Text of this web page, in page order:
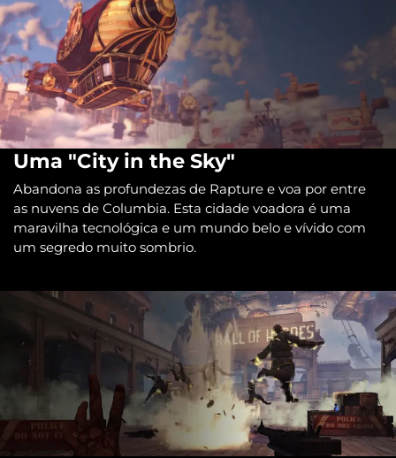
Uma "City in the Sky"
Abandona as profundezas de Rapture e voa por entre
as nuvens de Columbia. Esta cidade voadora é uma
maravilha tecnológica e um mundo belo e vívido com
um segredo muito sombrio.